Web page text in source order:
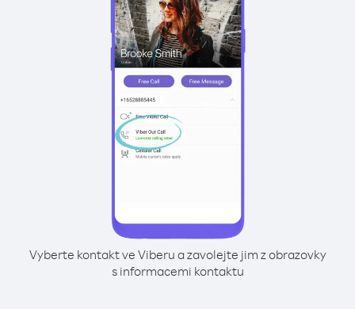
Vyberte kontakt ve Viberu a zavolejte jim z obrazovky
s informacemi kontaktu